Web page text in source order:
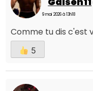
9 mai 2026 à 13h18
Comme tu dis c'est
5